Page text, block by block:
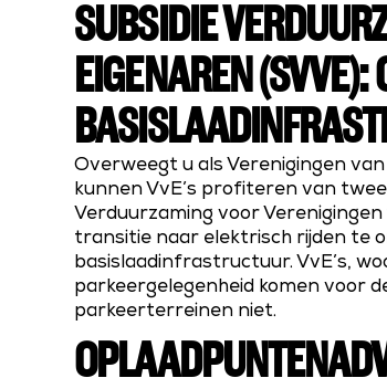
SUBSIDIE
EIGENAREN
Overweegt u als Verenigingen
kunnen VvE’s profiteren van
Verduurzaming voor
transitie naar elektrisch rijden te
basislaadinfrastructuur. VvE’s,
parkeergelegenheid komen voor
parkeerterreinen niet.